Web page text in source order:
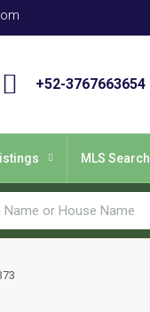
+52-3767663654
MLS Search